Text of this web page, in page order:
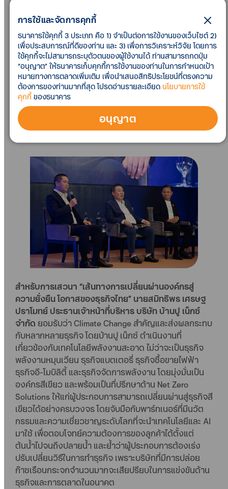
สำหรับการเสวนา “เส้นทางการเปลี่ยนผ่านองค์กรสู่
ความยั่งยืน โอกาสของธุรกิจไทย” นายสมิทธิพร เศรษฐ
ปราโมทย์ ประธานเจ้าหน้าที่บริหาร บริษัท บ้านปู เน็กซ์
จำกัด ยอมรับว่า Climate Change สำคัญและส่งผลกระทบ
กับหลากหลายธุรกิจ โดยบ้านปู เน็กซ์ ดำเนินงานที่
เกี่ยวข้องกับเทคโนโลยีพลังงานสะอาด ไม่ว่าจะเป็นธุรกิจ
พลังงานหมุนเวียน ธุรกิจแบตเตอรี่ ธุรกิจซื้อขายไฟฟ้า
ธุรกิจอี-โมบิลิตี้ และธุรกิจจัดการพลังงาน โดยมุ่งมั่นเป็น
องค์กรสีเขียว และพร้อมเป็นที่ปรึกษาด้าน Net Zero
Solutions ให้แก่ผู้ประกอบการสามารถเปลี่ยนผ่านสู่ธุรกิจสี
เขียวได้อย่างครบวงจร โดยจับมือกับพาร์ทเนอร์ที่มีนวัต
กรรมและความเชี่ยวชาญระดับโลกที่จะนำเทคโนโลยีและ AI
มาใช้ เพื่อตอบโจทย์ความต้องการของลูกค้าได้ตั้งแต่
ต้นน้ำไปจนถึงปลายน้ำ และย้ำว่าผู้ประกอบการต้องเร่ง
ปรับเปลี่ยนวิธีในการทำธุรกิจ เพราะบริษัทที่มีการปล่อย
ก๊าซเรือนกระจกจำนวนมากจะเสียปรียบในการแข่งขันด้าน
ธุรกิจและการตลาดในอนาคต
การใช้และจัดการคุกกี้
ธนาคารใช้คุกกี้ 3 ประเภท คือ 1) จำเป็นต่อการใช้งานของเว็บไซต์ 2)
เพื่อประสบการณ์ที่ดีของท่าน และ 3) เพื่อการวิเคราะห์วิจัย โดยการ
ใช้คุกกี้จะไม่สามารถระบุตัวตนของผู้ใช้งานได้ ท่านสามารถกดปุ่ม
“อนุญาต” ให้ธนาคารเก็บคุกกี้การใช้งานของท่านในการกำหนดเป้า
หมายทางการตลาดเพิ่มเติม เพื่อนำเสนอสิทธิประโยชน์ที่ตรงความ
ต้องการของท่านมากที่สุด โปรดอ่านรายละเอียด นโยบายการใช้
คุกกี้ของธนาคาร
อนุญาต